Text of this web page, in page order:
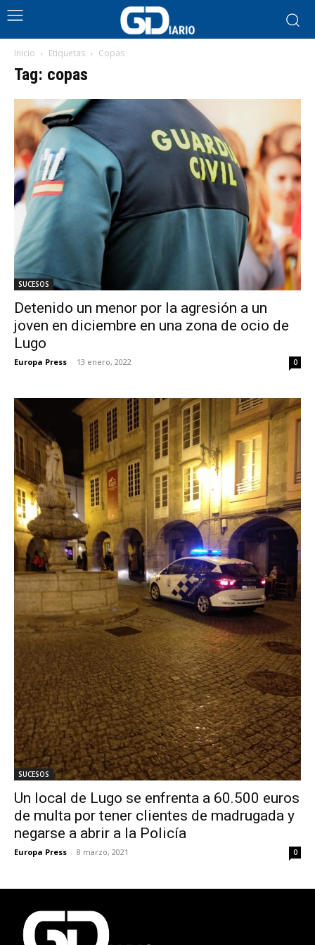
Inicio Etiquetas Copas
Tag: copas
SUCESOS
Detenido un menor por la agresión a un
joven en diciembre en una zona de ocio de
Lugo
Europa Press - 13 enero, 2022 0
SUCESOS
Un local de Lugo se enfrenta a 60.500 euros
de multa por tener clientes de madrugada y
negarse a abrir a la Policía
Europa Press - 8 marzo, 2021 0